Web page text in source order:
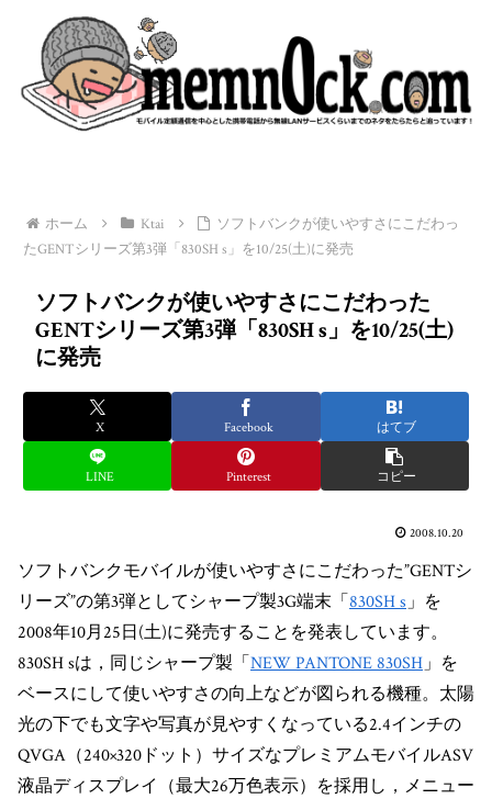
ホーム Ktai
ソフトバンクが使いやすさにこだわっ
たGENTシリーズ第3弾「830SH s」を10/25(土)に発売
ソフトバンクが使いやすさにこだわった
GENTシリーズ第3弾「830SH s」を10/25(土)
に発売
X Facebook はてブ
LINE Pinterest コピー
2008.10.20
ソフトバンクモバイルが使いやすさにこだわった”GENTシ
リーズ”の第3弾としてシャープ製3G端末「830SH s」を
2008年10月25日(土)に発売することを発表しています。
830SH sは，同じシャープ製「NEW PANTONE 830SH」を
ベースにして使いやすさの向上などが図られる機種。太陽
光の下でも文字や写真が見やすくなっている2.4インチの
QVGA（240×320ドット）サイズなプレミアムモバイルASV
液晶ディスプレイ（最大26万色表示）を採用し，メニュー